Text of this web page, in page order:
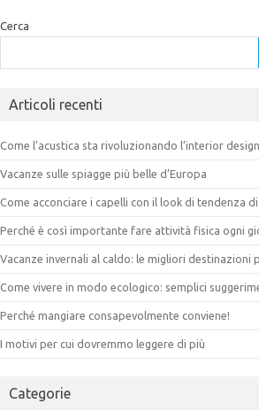
Cerca
Articoli recenti
Come l’acustica sta rivoluzionando l’interior design
Vacanze sulle spiagge più belle d’Europa
Come acconciare i capelli con il look di tendenza
Perché è così importante fare attività fisica ogni
Vacanze invernali al caldo: le migliori destinazioni
Come vivere in modo ecologico: semplici
Perché mangiare consapevolmente conviene!
I motivi per cui dovremmo leggere di più
Categorie